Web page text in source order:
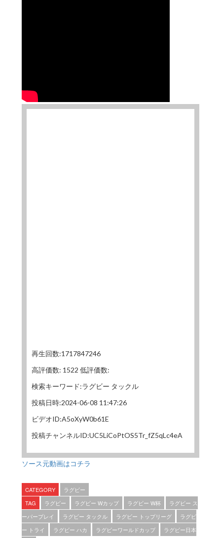
再生回数:1717847246
高評価数: 1522 低評価数:
検索キーワード:ラグビー タックル
投稿日時:2024-06-08 11:47:26
ビデオID:A5oXyW0b61E
投稿チャンネルID:UC5LiCoPtOS5Tr_fZ5qLc4eA
ソース元動画はコチラ
CATEGORY
ラグビー
TAG
ラグビー ラグビー Wカップ ラグビー W杯
ラグビー ス
ーパープレイ
ラグビー タックル ラグビー トップリーグ
ラグビ
ー トライ
ラグビー ハカ ラグビーワールドカップ
ラグビー日本